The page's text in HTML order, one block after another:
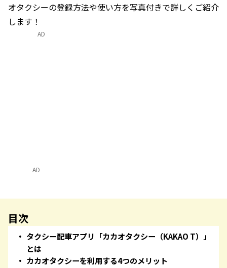
オタクシーの登録方法や使い方を写真付きで詳しくご紹介
します！
AD
目次
タクシー配車アプリ「カカオタクシー（KAKAO T）」
とは
カカオタクシーを利用する4つのメリット
AD